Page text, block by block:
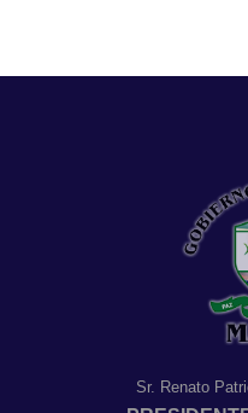
Sr. Renato